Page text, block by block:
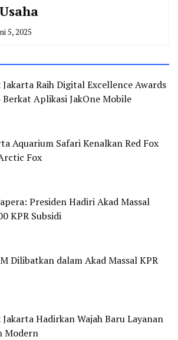
5, 2025
Jakarta Raih Digital Excellence Awards
Berkat Aplikasi JakOne Mobile
Aquarium Safari Kenalkan Red Fox
Fox
Presiden Hadiri Akad Massal
KPR Subsidi
Dilibatkan dalam Akad Massal KPR
Jakarta Hadirkan Wajah Baru Layanan
Modern